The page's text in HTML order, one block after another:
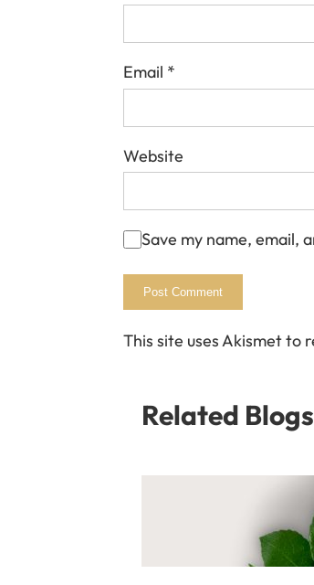
Email *
Website
Save my name, email,
This site uses Akismet to
Related Blogs